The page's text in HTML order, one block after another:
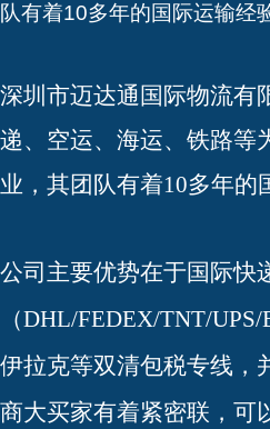
队有着10多年的国际运输经
深圳市迈达通国际物流有
递、空运、海运、铁路等
业，其团队有着10多年的
公司主要优势在于国际快
（DHL/FEDEX/TNT/
伊拉克等双清包税专线，
商大买家有着紧密联，可